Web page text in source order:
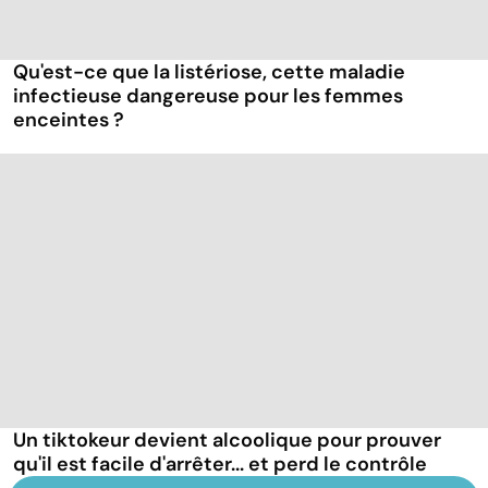
Qu'est-ce que la listériose, cette maladie
infectieuse dangereuse pour les femmes
enceintes ?
Un tiktokeur devient alcoolique pour prouver
qu'il est facile d'arrêter... et perd le contrôle